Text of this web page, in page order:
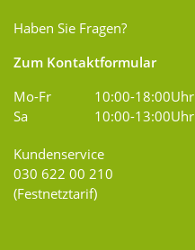
Haben Sie Fragen?
Zum Kontaktformular
Mo-Fr
10:00-18:00Uhr
Sa
10:00-13:00Uhr
Kundenservice
030 622 00 210
(Festnetztarif)